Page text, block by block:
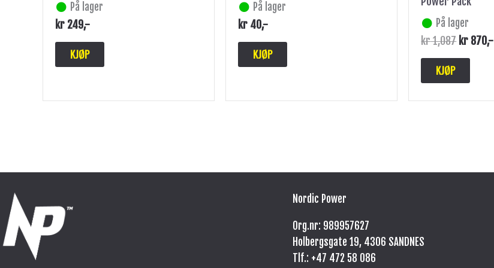
På lager
kr 249,-
KJØP
På lager
kr 40,-
KJØP
På lager
kr1,087 kr 870,-
KJØP
Nordic Power
Org.nr: 989957627
Holbergsgate 19, 4306 SANDNES
Tlf.: +47 472 58 086